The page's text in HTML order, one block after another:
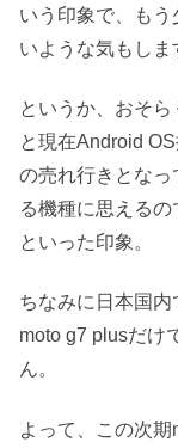
いう印象で、も
いような気もしま
というか、おそら
と現在Android
の売れ行きとなっ
る機種に思える
といった印象。
ちなみに日本国内
moto g7 plusだけ
ん。
よって、この次